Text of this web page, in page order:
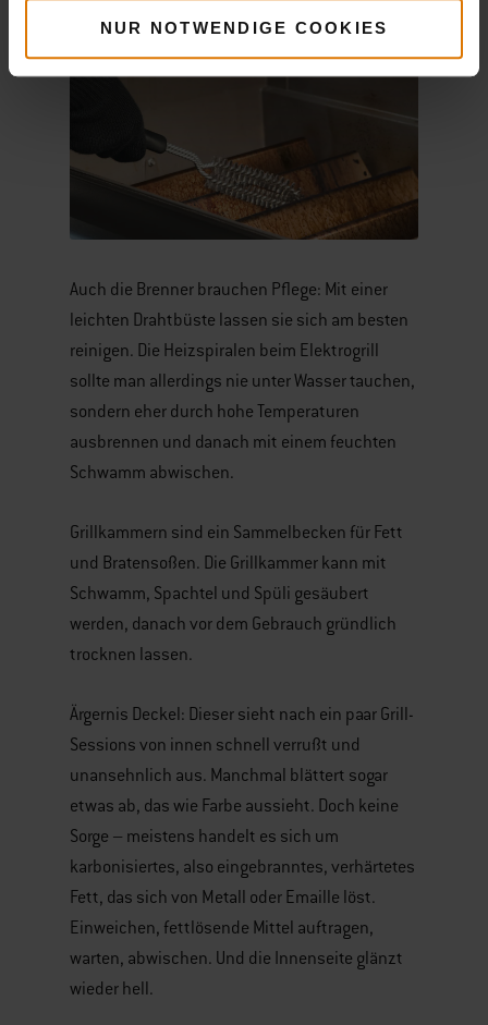
NUR NOTWENDIGE COOKIES
Herr zu werden.
Auch die Brenner brauchen Pflege: Mit einer
leichten Drahtbüste lassen sie sich am besten
reinigen. Die Heizspiralen beim Elektrogrill
sollte man allerdings nie unter Wasser tauchen,
sondern eher durch hohe Temperaturen
ausbrennen und danach mit einem feuchten
Schwamm abwischen.
Grillkammern sind ein Sammelbecken für Fett
und Bratensoßen. Die Grillkammer kann mit
Schwamm, Spachtel und Spüli gesäubert
werden, danach vor dem Gebrauch gründlich
trocknen lassen.
Ärgernis Deckel: Dieser sieht nach ein paar Grill-
Sessions von innen schnell verrußt und
unansehnlich aus. Manchmal blättert sogar
etwas ab, das wie Farbe aussieht. Doch keine
Sorge – meistens handelt es sich um
karbonisiertes, also eingebranntes, verhärtetes
Fett, das sich von Metall oder Emaille löst.
Einweichen, fettlösende Mittel auftragen,
warten, abwischen. Und die Innenseite glänzt
wieder hell.